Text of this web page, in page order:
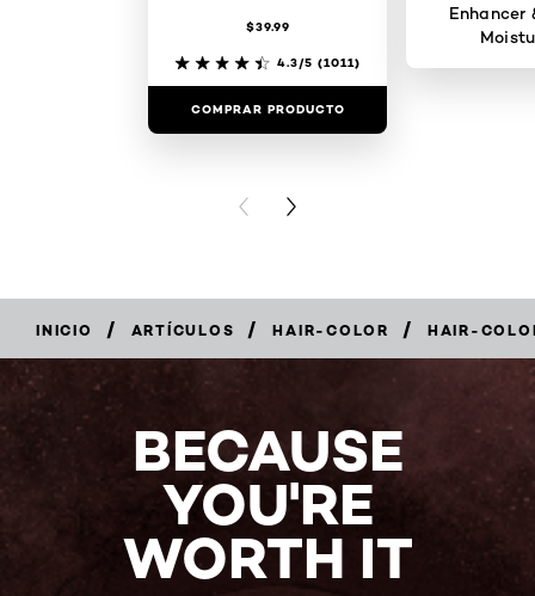
$39.99
4.3/5 (1011)
COMPRAR PRODUCTO
Enhancer
PREVIOUS CARD
NEXT CARD
INICIO / ARTÍCULOS / HAIR-COLOR / HAIR-
BECAUSE
YOU'RE
WORTH IT